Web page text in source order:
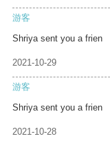
游客
Shriya sent you a frien
2021-10-29
游客
Shriya sent you a frien
2021-10-28